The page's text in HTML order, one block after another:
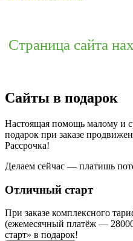
Страница сайта
Сайты в подарок
Настоящая помощь малому и
подарок при заказе
Рассрочка!
Делаем сейчас — платишь
Отличный старт
При заказе комплексного
(ежемесячный платёж —
старт» в подарок!